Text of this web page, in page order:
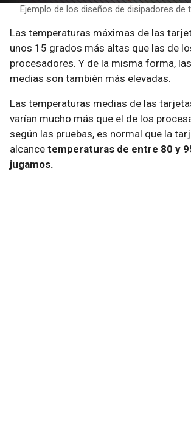
Ejemplo de los diseños de disipadores de
Las temperaturas máximas de las
unos 15 grados más altas que las de
procesadores. Y de la misma forma,
medias son también más elevadas.
Las temperaturas medias de las
varían mucho más que el de los
según las pruebas, es normal que la
alcance temperaturas de entre 80 y
jugamos.